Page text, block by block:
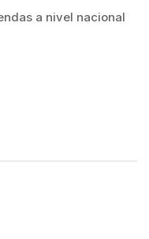
a nivel nacional